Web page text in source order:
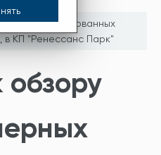
смонтированных
КП "Ренессанс Парк"
обзору